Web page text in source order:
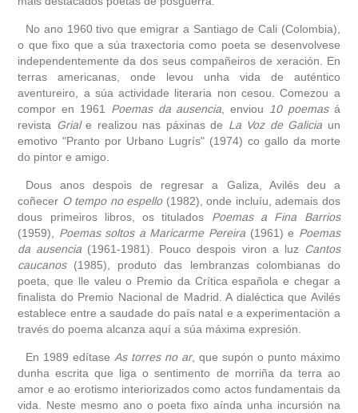
No ano 1960 tivo que emigrar a Santiago de Cali (Colombia),
o que fixo que a súa traxectoria como poeta se desenvolvese
independentemente da dos seus compañeiros de xeración. En
terras americanas, onde levou unha vida de auténtico
aventureiro, a súa actividade literaria non cesou. Comezou a
compor en 1961 Poemas da ausencia , enviou 10 poemasá
revista Griale realizou nas páxinas de La Voz de Galicia un
emotivo "Pranto por Urbano Lugrís" (1974) co gallo da morte
do pintor e amigo.
Dous anos despois de regresar a Galiza, Avilés deu a
coñecer O tempo no espello(1982), onde incluíu, ademais dos
dous primeiros libros, os titulados Poemas a Fina Barrios
(1959), Poemas soltos a Maricarme Pereira (1961) e Poemas
da ausencia (1961-1981). Pouco despois viron a luz Cantos
caucanos(1985), produto das lembranzas colombianas do
poeta, que lle valeu o Premio da Crítica española e chegar a
finalista do Premio Nacional de Madrid. A dialéctica que Avilés
establece entre a saudade do país natal e a experimentación a
través do poema alcanza aquí a súa máxima expresión.
En 1989 edítase As torres no ar, que supón o punto máximo
dunha escrita que liga o sentimento de morriña da terra ao
amor e ao erotismo interiorizados como actos fundamentais da
vida. Neste mesmo ano o poeta fixo aínda unha incursión na